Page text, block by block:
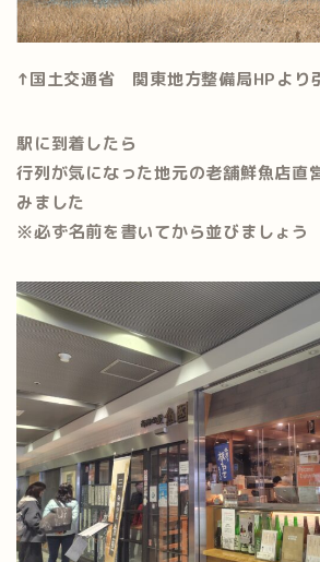
↑国土交通省 関東地方整備局HPより
駅に到着したら
行列が気になった地元の老舗鮮魚店直
みました
※必ず名前を書いてから並びましょう